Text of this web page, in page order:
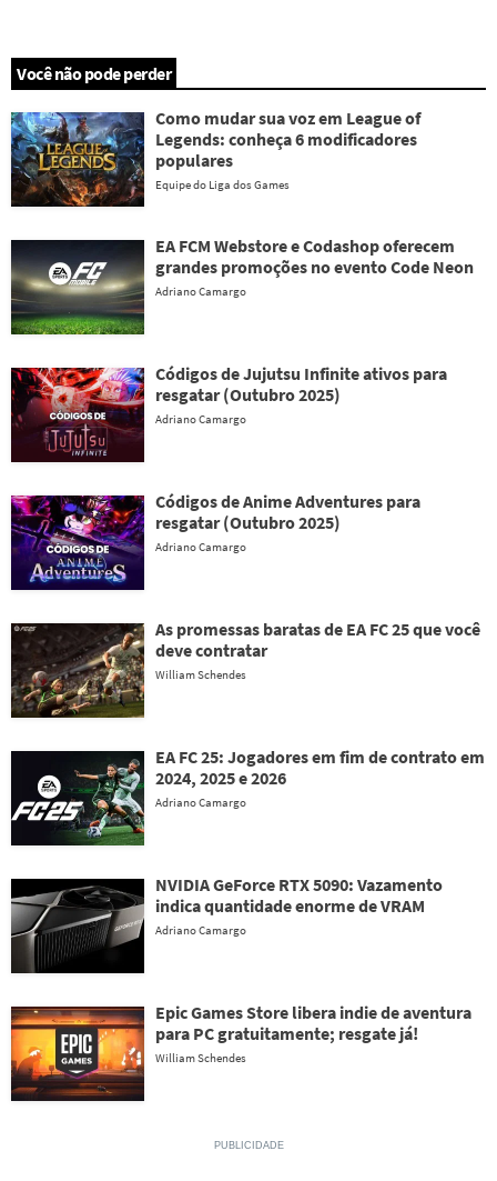
Você não pode perder
Como mudar sua voz em League of
Legends: conheça 6 modificadores
populares
Equipe do Liga dos Games
EA FCM Webstore e Codashop oferecem
grandes promoções no evento Code Neon
Adriano Camargo
Códigos de Jujutsu Infinite ativos para
resgatar (Outubro 2025)
Adriano Camargo
Códigos de Anime Adventures para
resgatar (Outubro 2025)
Adriano Camargo
As promessas baratas de EA FC 25 que você
deve contratar
William Schendes
EA FC 25: Jogadores em fim de contrato em
2024, 2025 e 2026
Adriano Camargo
NVIDIA GeForce RTX 5090: Vazamento
indica quantidade enorme de VRAM
Adriano Camargo
Epic Games Store libera indie de aventura
para PC gratuitamente; resgate já!
William Schendes